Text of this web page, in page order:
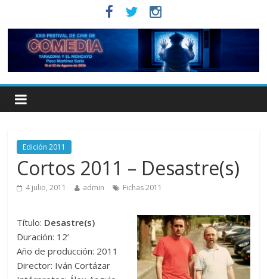
Edición 2011
Cortos 2011 – Desastre(s)
4 julio, 2011 admin Fichas 2011
Título: Desastre(s)
Duración: 12’
Año de producción: 2011
Director: Iván Cortázar